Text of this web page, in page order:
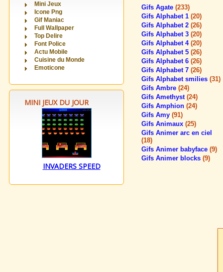
Mini Jeux
Icone Png
Gif Maniac
Full Wallpaper
Top Delire
Font Police
Actu Mobile
Cuisine du Monde
Emoticone
MINI JEUX DU JOUR
INVADERS SPEED
Gifs Agate (233)
Gifs Alphabet 1 (20)
Gifs Alphabet 2 (26)
Gifs Alphabet 3 (20)
Gifs Alphabet 4 (20)
Gifs Alphabet 5 (26)
Gifs Alphabet 6 (26)
Gifs Alphabet 7 (26)
Gifs Alphabet smilies (31)
Gifs Ambre (24)
Gifs Amethyst (24)
Gifs Amphion (24)
Gifs Amy (91)
Gifs Animaux (25)
Gifs Animer arc en ciel
(18)
Gifs Animer babyface (9)
Gifs Animer blocks (9)